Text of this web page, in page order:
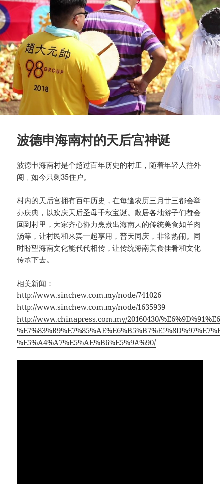
波德申海南村的天后宫神诞
波德申海南村是个超过百年历史的村庄，随着年轻人往外
闯，如今只剩35住户。
村内的天后宫拥有百年历史，在每逢农历三月廿三都会举
办庆典，以欢庆天后圣母千秋宝诞。散居各地游子们都会
回到村里，大家齐心协力烹煮出海南人的传统美食如羊肉
汤等，让村民和来宾一起享用，普天同庆，非常热闹。同
时盼望海南文化能代代相传，让传统海南美食佳肴和文化
传承下去。
相关新闻：
http://www.sinchew.com.my/node/741026
http://www.sinchew.com.my/node/1635939
http://www.chinapress.com.my/20160430/
%E5%A4%A7%E5%AE%B6%E5%9A%90/